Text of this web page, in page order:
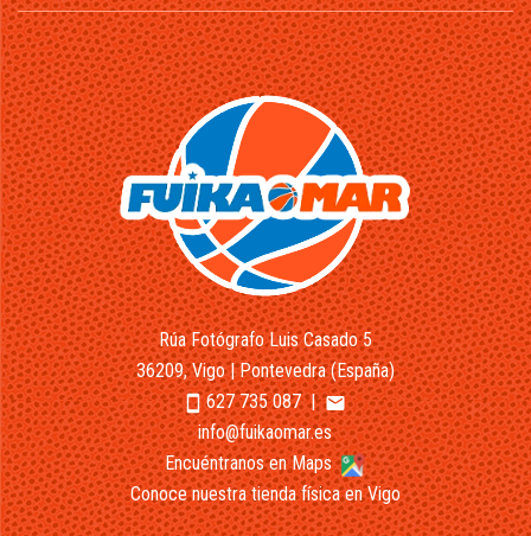
Rúa Fotógrafo Luis Casado 5
36209, Vigo | Pontevedra (España)
smartphone627 735 087|email
info@fuikaomar.es
Encuéntranos en Maps
Conoce nuestra tienda física en Vigo